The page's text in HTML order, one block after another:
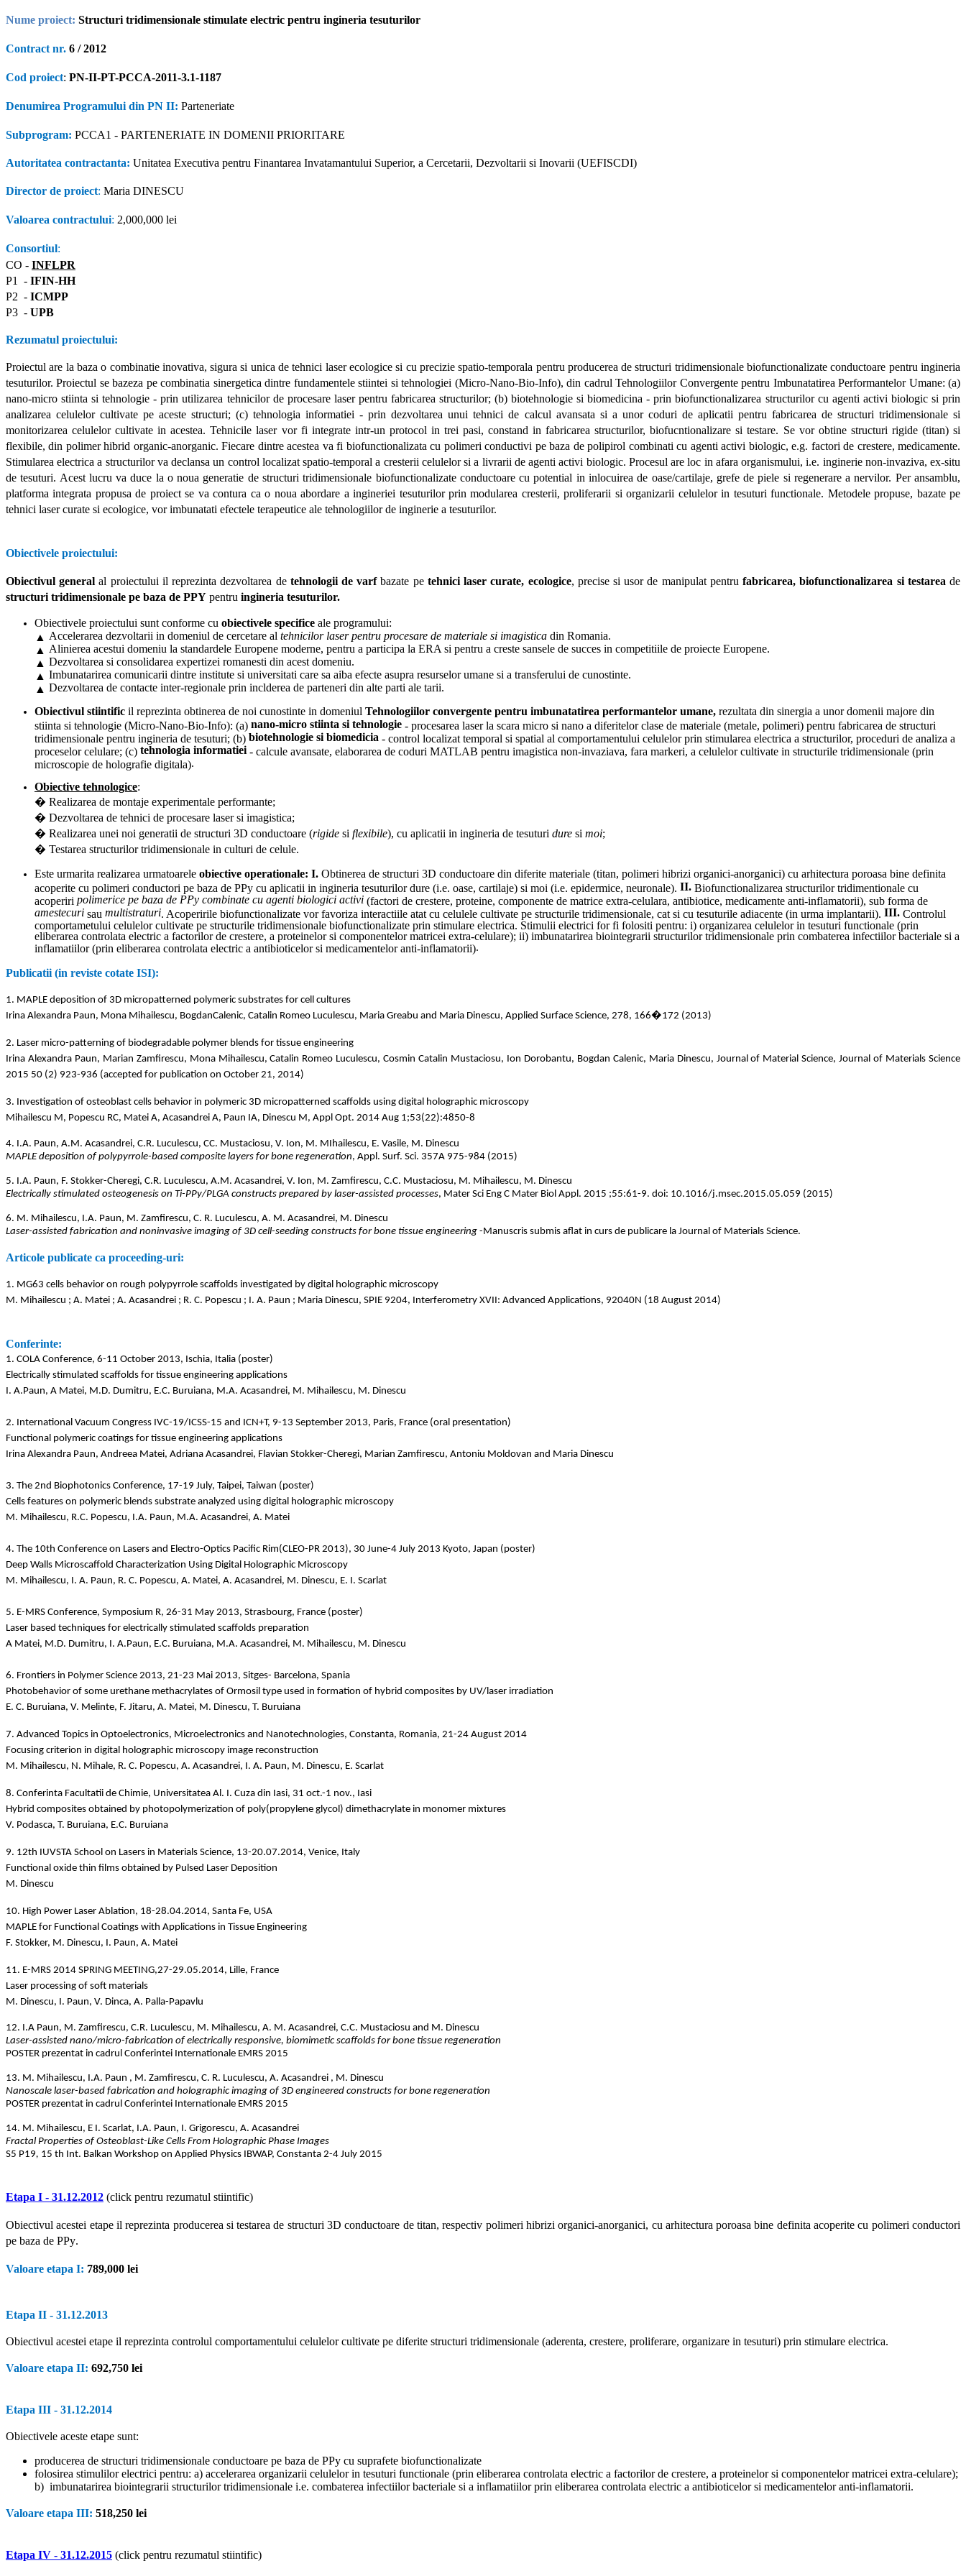
Nume proiect: Structuri tridimensionale stimulate electric pentru ingineria tesuturilor
Contract nr. 6 / 2012
Cod proiect: PN-II-PT-PCCA-2011-3.1-1187
Denumirea Programului din PN II: Parteneriate
Subprogram: PCCA1 - PARTENERIATE IN DOMENII PRIORITARE
Autoritatea contractanta: Unitatea Executiva pentru Finantarea Invatamantului Superior, a Cercetarii, Dezvoltarii si Inovarii (UEFISCDI)
Director de proiect: Maria DINESCU
Valoarea contractului: 2,000,000 lei
Consortiul:
CO - INFLPR
P1 - IFIN-HH
P2 - ICMPP
P3 - UPB
Rezumatul proiectului:
Proiectul are la baza o combinatie inovativa, sigura si unica de tehnici laser ecologice si cu precizie spatio-temporala pentru producerea de structuri tridimensionale biofunctionalizate conductoare pentru ingineria
tesuturilor. Proiectul se bazeza pe combinatia sinergetica dintre fundamentele stiintei si tehnologiei (Micro-Nano-Bio-Info), din cadrul Tehnologiilor Convergente pentru Imbunatatirea Performantelor Umane: (a)
nano-micro stiinta si tehnologie - prin utilizarea tehnicilor de procesare laser pentru fabricarea structurilor; (b) biotehnologie si biomedicina - prin biofunctionalizarea structurilor cu agenti activi biologic si prin
analizarea celulelor cultivate pe aceste structuri; (c) tehnologia informatiei - prin dezvoltarea unui tehnici de calcul avansata si a unor coduri de aplicatii pentru fabricarea de structuri tridimensionale si
monitorizarea celulelor cultivate in acestea. Tehnicile laser vor fi integrate intr-un protocol in trei pasi, constand in fabricarea structurilor, biofucntionalizare si testare. Se vor obtine structuri rigide (titan) si
flexibile, din polimer hibrid organic-anorganic. Fiecare dintre acestea va fi biofunctionalizata cu polimeri conductivi pe baza de polipirol combinati cu agenti activi biologic, e.g. factori de crestere, medicamente.
Stimularea electrica a structurilor va declansa un control localizat spatio-temporal a cresterii celulelor si a livrarii de agenti activi biologic. Procesul are loc in afara organismului, i.e. inginerie non-invaziva, ex-situ
de tesuturi. Acest lucru va duce la o noua generatie de structuri tridimensionale biofunctionalizate conductoare cu potential in inlocuirea de oase/cartilaje, grefe de piele si regenerare a nervilor. Per ansamblu,
platforma integrata propusa de proiect se va contura ca o noua abordare a ingineriei tesuturilor prin modularea cresterii, proliferarii si organizarii celulelor in tesuturi functionale. Metodele propuse, bazate pe
tehnici laser curate si ecologice, vor imbunatati efectele terapeutice ale tehnologiilor de inginerie a tesuturilor.
Obiectivele proiectului:
Obiectivul generalal proiectului il reprezinta dezvoltarea detehnologii de varfbazate petehnici laser curate, ecologice, precise si usor de manipulat pentru fabricarea, biofunctionalizarea si testarea de
structuri tridimensionale pe baza de PPY pentru ingineria tesuturilor.
Obiectivele proiectului sunt conforme cu obiectivele specifice ale programului:
▲ Accelerarea dezvoltarii in domeniul de cercetare al tehnicilor laser pentru procesare de materiale si imagistica din Romania.
▲ Alinierea acestui domeniu la standardele Europene moderne, pentru a participa la ERA si pentru a creste sansele de succes in competitiile de proiecte Europene.
▲ Dezvoltarea si consolidarea expertizei romanesti din acest domeniu.
▲ Imbunatarirea comunicarii dintre institute si universitati care sa aiba efecte asupra resurselor umane si a transferului de cunostinte.
▲ Dezvoltarea de contacte inter-regionale prin inclderea de parteneri din alte parti ale tarii.
Obiectivul stiintific il reprezinta obtinerea de noi cunostinte in domeniul Tehnologiilor convergente pentru imbunatatirea performantelor umane, rezultata din sinergia a unor domenii majore din
stiinta si tehnologie (Micro-Nano-Bio-Info): (a) nano-micro stiinta si tehnologie - procesarea laser la scara micro si nano a diferitelor clase de materiale (metale, polimeri) pentru fabricarea de structuri
tridimensionale pentru ingineria de tesuturi; (b) biotehnologie si biomedicia - control localizat temporal si spatial al comportamentului celulelor prin stimularea electrica a structurilor, proceduri de analiza a
proceselor celulare; (c) tehnologia informatiei- calcule avansate, elaborarea de coduri MATLAB pentru imagistica non-invaziava, fara markeri, a celulelor cultivate in structurile tridimensionale (prin
microscopie de holografie digitala).
Obiective tehnologice:
� Realizarea de montaje experimentale performante;
� Dezvoltarea de tehnici de procesare laser si imagistica;
� Realizarea unei noi generatii de structuri 3D conductoare (rigide si flexibile), cu aplicatii in ingineria de tesuturi dure si moi;
� Testarea structurilor tridimensionale in culturi de celule.
Este urmarita realizarea urmatoarele obiective operationale: I. Obtinerea de structuri 3D conductoare din diferite materiale (titan, polimeri hibrizi organici-anorganici) cu arhitectura poroasa bine definita
acoperite cu polimeri conductori pe baza de PPy cu aplicatii in ingineria tesuturilor dure (i.e. oase, cartilaje) si moi (i.e. epidermice, neuronale). II. Biofunctionalizarea structurilor tridimentionale cu
acoperiri polimerice pe baza de PPy combinate cu agenti biologici activi (factori de crestere, proteine, componente de matrice extra-celulara, antibiotice, medicamente anti-inflamatorii), sub forma de
amestecuri sau multistraturi . Acoperirile biofunctionalizate vor favoriza interactiile atat cu celulele cultivate pe structurile tridimensionale, cat si cu tesuturile adiacente (in urma implantarii). III. Controlul
comportametului celulelor cultivate pe structurile tridimensionale biofunctionalizate prin stimulare electrica. Stimulii electrici for fi folositi pentru: i) organizarea celulelor in tesuturi functionale (prin
eliberarea controlata electric a factorilor de crestere, a proteinelor si componentelor matricei extra-celulare); ii) imbunatarirea biointegrarii structurilor tridimensionale prin combaterea infectiilor bacteriale si a
inflamatiilor (prin eliberarea controlata electric a antibioticelor si medicamentelor anti-inflamatorii).
Publicatii (in reviste cotate ISI):
1. MAPLE deposition of 3D micropatterned polymeric substrates for cell cultures
Irina Alexandra Paun, Mona Mihailescu, BogdanCalenic, Catalin Romeo Luculescu, Maria Greabu and Maria Dinescu, Applied Surface Science, 278, 166�172 (2013)
2. Laser micro-patterning of biodegradable polymer blends for tissue engineering
Irina Alexandra Paun, Marian Zamfirescu, Mona Mihailescu, Catalin Romeo Luculescu, Cosmin Catalin Mustaciosu, Ion Dorobantu, Bogdan Calenic, Maria Dinescu, Journal of Material Science, Journal of Materials Science
2015 50 (2) 923-936 (accepted for publication on October 21, 2014)
3. Investigation of osteoblast cells behavior in polymeric 3D micropatterned scaffolds using digital holographic microscopy
Mihailescu M, Popescu RC, Matei A, Acasandrei A, Paun IA, Dinescu M, Appl Opt. 2014 Aug 1;53(22):4850-8
4. I.A. Paun, A.M. Acasandrei, C.R. Luculescu, CC. Mustaciosu, V. Ion, M. MIhailescu, E. Vasile, M. Dinescu
MAPLE deposition of polypyrrole-based composite layers for bone regeneration, Appl. Surf. Sci. 357A 975-984 (2015)
5. I.A. Paun, F. Stokker-Cheregi, C.R. Luculescu, A.M. Acasandrei, V. Ion, M. Zamfirescu, C.C. Mustaciosu, M. Mihailescu, M. Dinescu
Electrically stimulated osteogenesis on Ti-PPy/PLGA constructs prepared by laser-assisted processes, Mater Sci Eng C Mater Biol Appl. 2015 ;55:61-9. doi: 10.1016/j.msec.2015.05.059 (2015)
6. M. Mihailescu, I.A. Paun, M. Zamfirescu, C. R. Luculescu, A. M. Acasandrei, M. Dinescu
Laser-assisted fabrication and noninvasive imaging of 3D cell-seeding constructs for bone tissue engineering -Manuscris submis aflat in curs de publicare la Journal of Materials Science.
Articole publicate ca proceeding-uri:
1. MG63 cells behavior on rough polypyrrole scaffolds investigated by digital holographic microscopy
M. Mihailescu ; A. Matei ; A. Acasandrei ; R. C. Popescu ; I. A. Paun ; Maria Dinescu, SPIE 9204, Interferometry XVII: Advanced Applications, 92040N (18 August 2014)
Conferinte:
1. COLA Conference, 6-11 October 2013, Ischia, Italia (poster)
Electrically stimulated scaffolds for tissue engineering applications
I. A.Paun, A Matei, M.D. Dumitru, E.C. Buruiana, M.A. Acasandrei, M. Mihailescu, M. Dinescu
2. International Vacuum Congress IVC-19/ICSS-15 and ICN+T, 9-13 September 2013, Paris, France (oral presentation)
Functional polymeric coatings for tissue engineering applications
Irina Alexandra Paun, Andreea Matei, Adriana Acasandrei, Flavian Stokker-Cheregi, Marian Zamfirescu, Antoniu Moldovan and Maria Dinescu
3. The 2nd Biophotonics Conference, 17-19 July, Taipei, Taiwan (poster)
Cells features on polymeric blends substrate analyzed using digital holographic microscopy
M. Mihailescu, R.C. Popescu, I.A. Paun, M.A. Acasandrei, A. Matei
4. The 10th Conference on Lasers and Electro-Optics Pacific Rim(CLEO-PR 2013), 30 June-4 July 2013 Kyoto, Japan (poster)
Deep Walls Microscaffold Characterization Using Digital Holographic Microscopy
M. Mihailescu, I. A. Paun, R. C. Popescu, A. Matei, A. Acasandrei, M. Dinescu, E. I. Scarlat
5. E-MRS Conference, Symposium R, 26-31 May 2013, Strasbourg, France (poster)
Laser based techniques for electrically stimulated scaffolds preparation
A Matei, M.D. Dumitru, I. A.Paun, E.C. Buruiana, M.A. Acasandrei, M. Mihailescu, M. Dinescu
6. Frontiers in Polymer Science 2013, 21-23 Mai 2013, Sitges- Barcelona, Spania
Photobehavior of some urethane methacrylates of Ormosil type used in formation of hybrid composites by UV/laser irradiation
E. C. Buruiana, V. Melinte, F. Jitaru, A. Matei, M. Dinescu, T. Buruiana
7. Advanced Topics in Optoelectronics, Microelectronics and Nanotechnologies, Constanta, Romania, 21-24 August 2014
Focusing criterion in digital holographic microscopy image reconstruction
M. Mihailescu, N. Mihale, R. C. Popescu, A. Acasandrei, I. A. Paun, M. Dinescu, E. Scarlat
8. Conferinta Facultatii de Chimie, Universitatea Al. I. Cuza din Iasi, 31 oct.-1 nov., Iasi
Hybrid composites obtained by photopolymerization of poly(propylene glycol) dimethacrylate in monomer mixtures
V. Podasca, T. Buruiana, E.C. Buruiana
9. 12th IUVSTA School on Lasers in Materials Science, 13-20.07.2014, Venice, Italy
Functional oxide thin films obtained by Pulsed Laser Deposition
M. Dinescu
10. High Power Laser Ablation, 18-28.04.2014, Santa Fe, USA
MAPLE for Functional Coatings with Applications in Tissue Engineering
F. Stokker, M. Dinescu, I. Paun, A. Matei
11. E-MRS 2014 SPRING MEETING,27-29.05.2014, Lille, France
Laser processing of soft materials
M. Dinescu, I. Paun, V. Dinca, A. Palla-Papavlu
12. I.A Paun, M. Zamfirescu, C.R. Luculescu, M. Mihailescu, A. M. Acasandrei, C.C. Mustaciosu and M. Dinescu
Laser-assisted nano/micro-fabrication of electrically responsive, biomimetic scaffolds for bone tissue regeneration
POSTER prezentat in cadrul Conferintei Internationale EMRS 2015
13. M. Mihailescu, I.A. Paun , M. Zamfirescu, C. R. Luculescu, A. Acasandrei , M. Dinescu
Nanoscale laser-based fabrication and holographic imaging of 3D engineered constructs for bone regeneration
POSTER prezentat in cadrul Conferintei Internationale EMRS 2015
14. M. Mihailescu, E I. Scarlat, I.A. Paun, I. Grigorescu, A. Acasandrei
Fractal Properties of Osteoblast-Like Cells From Holographic Phase Images
S5 P19, 15 th Int. Balkan Workshop on Applied Physics IBWAP, Constanta 2-4 July 2015
Etapa I - 31.12.2012 (click pentru rezumatul stiintific)
Obiectivul acestei etape il reprezinta producerea si testarea de structuri 3D conductoare de titan, respectiv polimeri hibrizi organici-anorganici, cu arhitectura poroasa bine definita acoperite cu polimeri conductori
pe baza de PPy.
Valoare etapa I: 789,000 lei
Etapa II - 31.12.2013
Obiectivul acestei etape il reprezinta controlul comportamentului celulelor cultivate pe diferite structuri tridimensionale (aderenta, crestere, proliferare, organizare in tesuturi) prin stimulare electrica.
Valoare etapa II: 692,750 lei
Etapa III - 31.12.2014
Obiectivele aceste etape sunt:
producerea de structuri tridimensionale conductoare pe baza de PPy cu suprafete biofunctionalizate
folosirea stimulilor electrici pentru: a) accelerarea organizarii celulelor in tesuturi functionale (prin eliberarea controlata electric a factorilor de crestere, a proteinelor si componentelor matricei extra-celulare);
b) imbunatarirea biointegrarii structurilor tridimensionale i.e. combaterea infectiilor bacteriale si a inflamatiilor prin eliberarea controlata electric a antibioticelor si medicamentelor anti-inflamatorii.
Valoare etapa III: 518,250 lei
Etapa IV - 31.12.2015 (click pentru rezumatul stiintific)